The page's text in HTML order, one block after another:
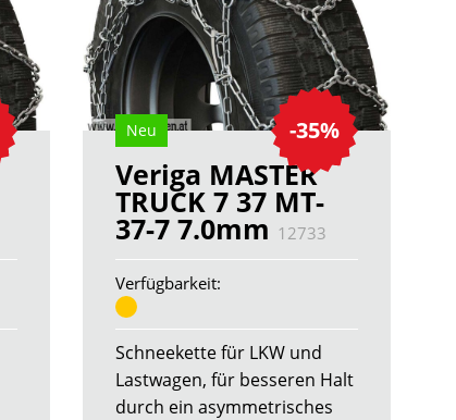
-35%
Neu
Veriga MASTER
TRUCK 7 37 MT-
37-7 7.0mm 12733
Verfügbarkeit:
Schneekette für LKW und
Lastwagen, für besseren Halt
durch ein asymmetrisches